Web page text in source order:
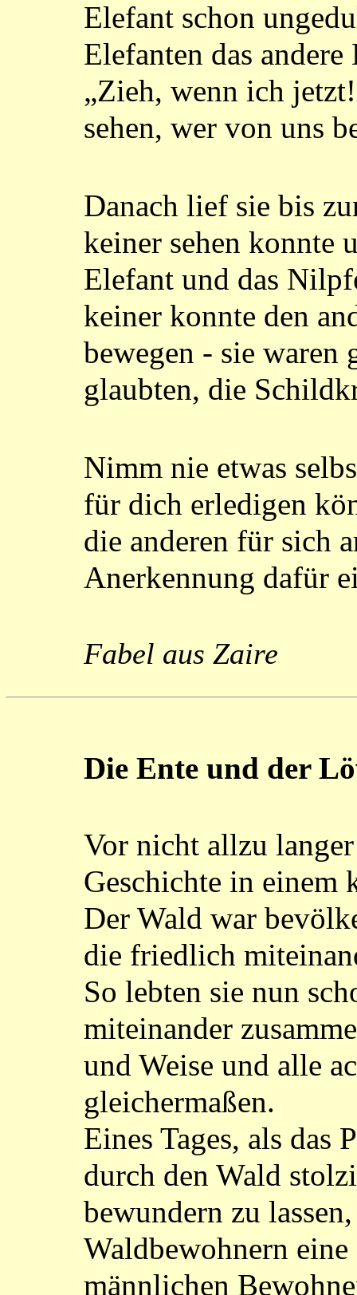
Elefant schon
Elefanten das
„Zieh, wenn ich
sehen, wer von uns
Danach lief sie bis
keiner sehen konnte
Elefant und das
keiner konnte den
bewegen - sie waren
glaubten, die
Nimm nie etwas
für dich erledigen
die anderen für sich
Anerkennung dafür
Fabel aus Zaire
Die Ente und der
Vor nicht allzu
Geschichte in einem
Der Wald war
die friedlich
So lebten sie nun
miteinander
und Weise und alle
gleichermaßen.
Eines Tages, als das
durch den Wald
bewundern zu
Waldbewohnern
männlichen